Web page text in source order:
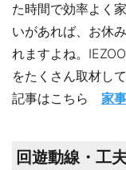
た時間で効率よく
いがあれば、お休
れますよね。
をたくさん取材して
記事はこちら 家
回遊動線・工